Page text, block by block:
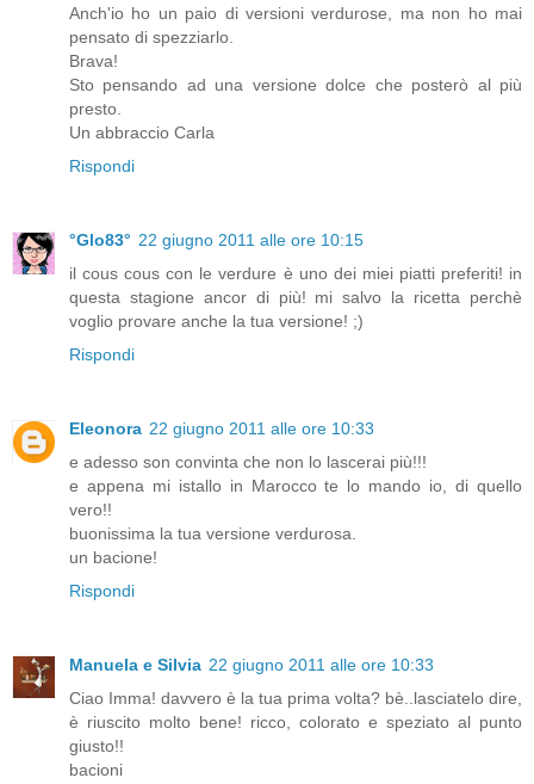
Anch'io ho un paio di versioni verdurose, ma non ho mai
pensato di spezziarlo.
Brava!
Sto pensando ad una versione dolce che posterò al più
presto.
Un abbraccio Carla
Rispondi
°Glo83° 22 giugno 2011 alle ore 10:15
il cous cous con le verdure è uno dei miei piatti preferiti! in
questa stagione ancor di più! mi salvo la ricetta perchè
voglio provare anche la tua versione! ;)
Rispondi
Eleonora 22 giugno 2011 alle ore 10:33
e adesso son convinta che non lo lascerai più!!!
e appena mi istallo in Marocco te lo mando io, di quello
vero!!
buonissima la tua versione verdurosa.
un bacione!
Rispondi
Manuela e Silvia 22 giugno 2011 alle ore 10:33
Ciao Imma! davvero è la tua prima volta? bè..lasciatelo dire,
è riuscito molto bene! ricco, colorato e speziato al punto
giusto!!
bacioni